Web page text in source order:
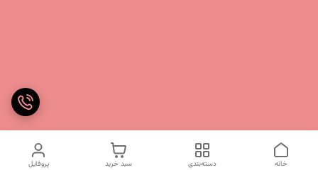
پروفایل سبد خرید دسته‌بندی خانه